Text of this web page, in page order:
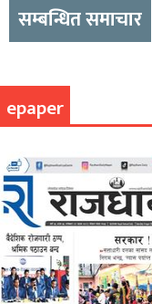
सम्बन्धित समाचार
epaper